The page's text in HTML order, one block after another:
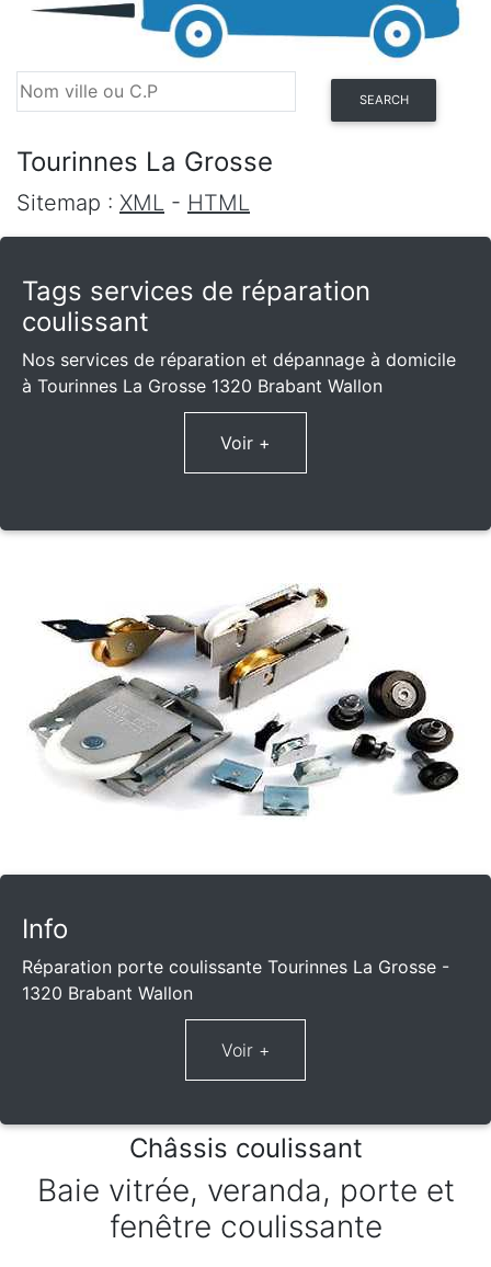
SEARCH
Tourinnes La Grosse
Sitemap : XML - HTML
Tags services de réparation
coulissant
Nos services de réparation et dépannage à domicile
à Tourinnes La Grosse 1320 Brabant Wallon
Voir +
Info
Réparation porte coulissante Tourinnes La Grosse -
1320 Brabant Wallon
Châssis coulissant
Baie vitrée, veranda, porte et
fenêtre coulissante